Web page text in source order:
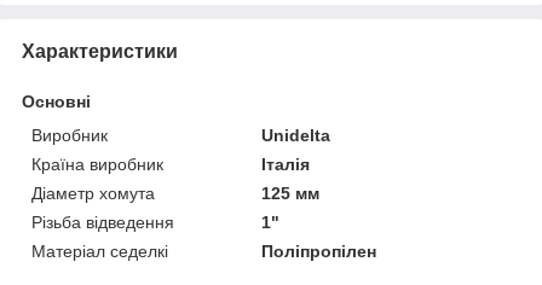
Характеристики
Основні
Виробник
Unidelta
Країна виробник
Італія
Діаметр хомута
125 мм
Різьба відведення
1"
Матеріал седелкі
Поліпропілен